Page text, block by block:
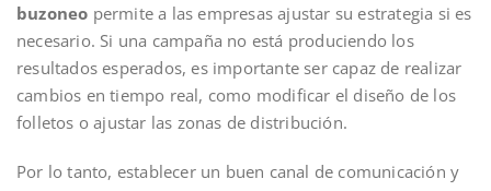
buzoneo permite a las empresas ajustar su estrategia si es
necesario. Si una campaña no está produciendo los
resultados esperados, es importante ser capaz de realizar
cambios en tiempo real, como modificar el diseño de los
folletos o ajustar las zonas de distribución.
Por lo tanto, establecer un buen canal de comunicación y